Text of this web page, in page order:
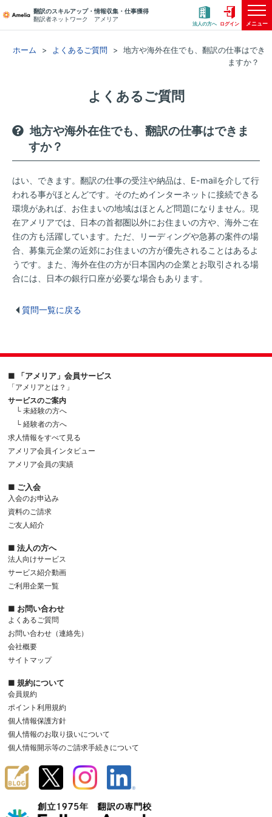
翻訳のスキルアップ・情報収集・仕事獲得
翻訳者ネットワーク アメリア
法人の方へ ログイン メニュー
ホーム よくあるご質問
地方や海外在住でも、翻訳の仕事はでき
ますか？
よくあるご質問
地方や海外在住でも、翻訳の仕事はできま
すか？
はい、できます。翻訳の仕事の受注や納品は、E-mailを介して行
われる事がほとんどです。そのためインターネットに接続できる
環境があれば、お住まいの地域はほとんど問題になりません。現
在アメリアでは、日本の首都圏以外にお住まいの方や、海外ご在
住の方も活躍しています。ただ、リーディングや急募の案件の場
合、募集元企業の近郊にお住まいの方が優先されることはあるよ
うです。また、海外在住の方が日本国内の企業とお取引される場
合には、日本の銀行口座が必要な場合もあります。
質問一覧に戻る
■ 「アメリア」会員サービス
「アメリアとは？」
サービスのご案内
└ 未経験の方へ
└ 経験者の方へ
求人情報をすべて見る
アメリア会員インタビュー
アメリア会員の実績
■ ご入会
入会のお申込み
資料のご請求
ご友人紹介
■ 法人の方へ
法人向けサービス
サービス紹介動画
ご利用企業一覧
■ お問い合わせ
よくあるご質問
お問い合わせ（連絡先）
会社概要
サイトマップ
■ 規約について
会員規約
ポイント利用規約
個人情報保護方針
個人情報のお取り扱いについて
個人情報開示等のご請求手続きについて